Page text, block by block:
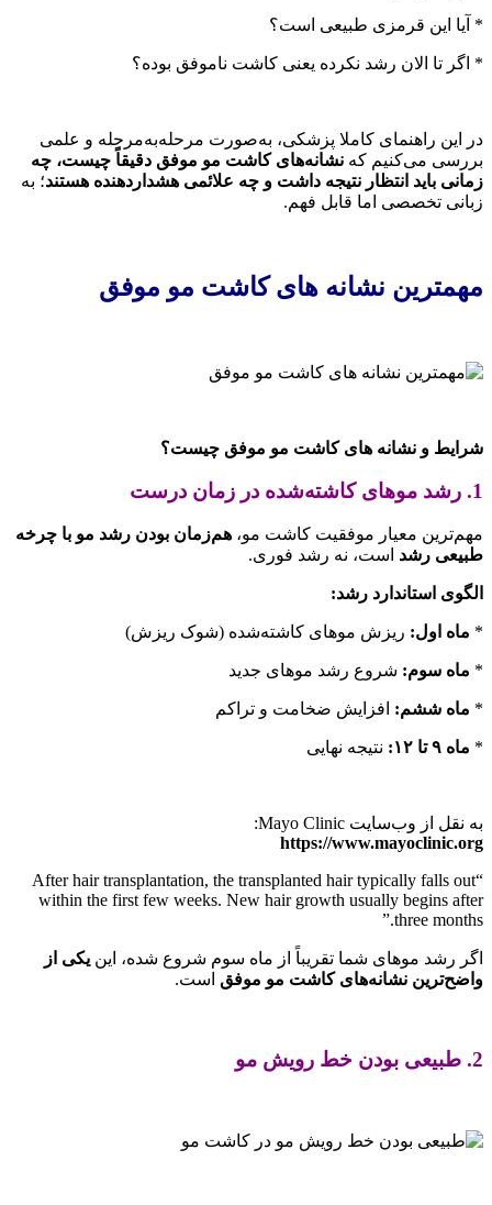
* آیا این قرمزی طبیعی است؟
* اگر تا الان رشد نکرده یعنی کاشت ناموفق بوده؟
در این راهنمای کاملا پزشکی، به‌صورت مرحله‌به‌مرحله و علمی
بررسی می‌کنیم که نشانه‌های کاشت مو موفق دقیقاً چیست، چه
زمانی باید انتظار نتیجه داشت و چه علائمی هشداردهنده هستند؛ به
زبانی تخصصی اما قابل فهم.
مهمترین نشانه های کاشت مو موفق
شرایط و نشانه های کاشت مو موفق چیست؟
1. رشد موهای کاشته‌شده در زمان درست
مهم‌ترین معیار موفقیت کاشت مو، هم‌زمان بودن رشد مو با چرخه
طبیعی رشد است، نه رشد فوری.
الگوی استاندارد رشد:
* ماه اول: ریزش موهای کاشته‌شده (شوک ریزش)
* ماه سوم: شروع رشد موهای جدید
* ماه ششم: افزایش ضخامت و تراکم
* ماه ۹تا ۱۲: نتیجه نهایی
به نقل از وب‌سایت Mayo Clinic:
https://www.mayoclinic.org
“After hair transplantation, the transplanted hair typically falls out
within the first few weeks. New hair growth usually begins after
three months.”
اگر رشد موهای شما تقریباً از ماه سوم شروع شده، این یکی از
واضح‌ترین نشانه‌های کاشت مو موفق است.
2. طبیعی بودن خط رویش مو